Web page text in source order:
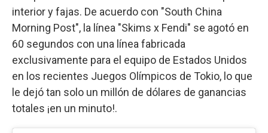
interior y fajas. De acuerdo con "South China
Morning Post", la línea "Skims x Fendi" se agotó en
60 segundos con una línea fabricada
exclusivamente para el equipo de Estados Unidos
en los recientes Juegos Olímpicos de Tokio, lo que
le dejó tan solo un millón de dólares de ganancias
totales ¡en un minuto!.